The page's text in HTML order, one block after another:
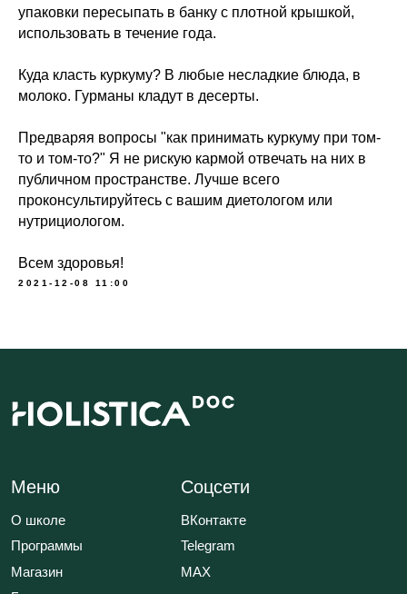
упаковки пересыпать в банку с плотной крышкой,
использовать в течение года.
Куда класть куркуму? В любые несладкие блюда, в
молоко. Гурманы кладут в десерты.
Предваряя вопросы "как принимать куркуму при том-
то и том-то?" Я не рискую кармой отвечать на них в
публичном пространстве. Лучше всего
проконсультируйтесь с вашим диетологом или
нутрициологом.
Всем здоровья!
2021-12-08 11:00
© 2026 HOLISTICA.
все права защищены.
Юридическая информация
ОГРНИП 320784700135283
Специальный раздел сайта
Договор публичной оферты
Положение об акциях
Политика обработки данных